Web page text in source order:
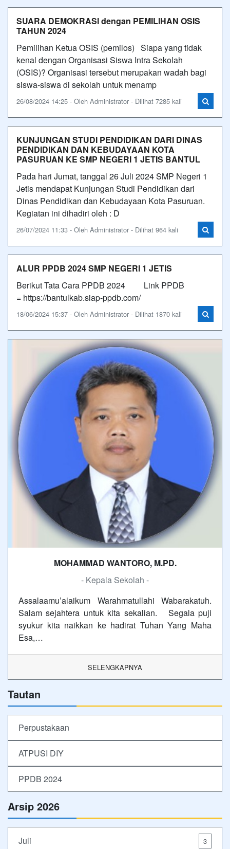
SUARA DEMOKRASI dengan PEMILIHAN OSIS
TAHUN 2024
Pemilihan Ketua OSIS (pemilos) Siapa yang tidak
kenal dengan Organisasi Siswa Intra Sekolah
(OSIS)? Organisasi tersebut merupakan wadah bagi
siswa-siswa di sekolah untuk menamp
26/08/2024 14:25 - Oleh Administrator - Dilihat 7285 kali
KUNJUNGAN STUDI PENDIDIKAN DARI DINAS
PENDIDIKAN DAN KEBUDAYAAN KOTA
PASURUAN KE SMP NEGERI 1 JETIS BANTUL
Pada hari Jumat, tanggal 26 Juli 2024 SMP Negeri 1
Jetis mendapat Kunjungan Studi Pendidikan dari
Dinas Pendidikan dan Kebudayaan Kota Pasuruan.
Kegiatan ini dihadiri oleh : D
26/07/2024 11:33 - Oleh Administrator - Dilihat 964 kali
ALUR PPDB 2024 SMP NEGERI 1 JETIS
Berikut Tata Cara PPDB 2024 Link PPDB
= https://bantulkab.siap-ppdb.com/
18/06/2024 15:37 - Oleh Administrator - Dilihat 1870 kali
MOHAMMAD WANTORO, M.PD.
- Kepala Sekolah -
Assalaamu’alaikum Warahmatullahi Wabarakatuh.
Salam sejahtera untuk kita sekalian. Segala puji
syukur kita naikkan ke hadirat Tuhan Yang Maha
Esa,…
SELENGKAPNYA
Tautan
Perpustakaan
ATPUSI DIY
PPDB 2024
Arsip 2026
Juli 3